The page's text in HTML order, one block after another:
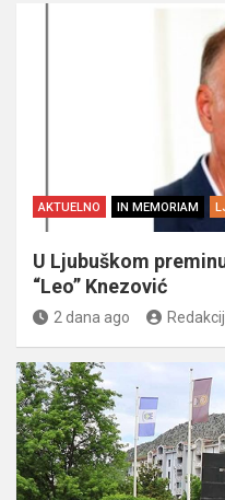
AKTUELNO IN MEMORIAM
U Ljubuškom
“Leo” Knezović
2 dana ago